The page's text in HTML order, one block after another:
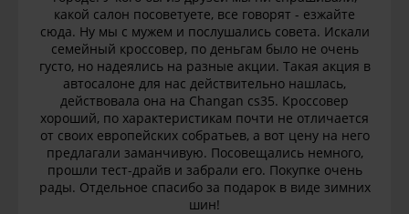
какой салон посоветуете, все говорят - езжайте
сюда. Ну мы с мужем и послушались совета. Искали
семейный кроссовер, по деньгам было не очень
густо, но надеялись на разные акции. Такая акция в
автосалоне для нас действительно нашлась,
действовала она на Changan cs35. Кроссовер
хороший, по характеристикам почти не отличается
от своих европейских собратьев, а вот цену на него
предлагали заманчивую. Посовещались немного,
прошли тест-драйв и забрали его. Покупке очень
рады. Отдельное спасибо за подарок в виде зимних
шин!